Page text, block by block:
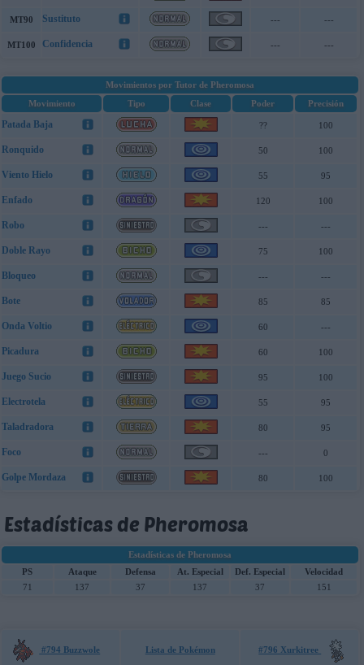
MT90 Sustituto --- ---
MT100 Confidencia --- ---
Movimientos por Tutor de Pheromosa
Movimiento
Tipo Clase Poder Precisión
Patada Baja ?? 100
Ronquido 50 100
Viento Hielo 55 95
Enfado 120 100
Robo --- ---
Doble Rayo 75 100
Bloqueo --- ---
Bote 85 85
Onda Voltio 60 ---
Picadura 60 100
Juego Sucio 95 100
Electrotela 55 95
Taladradora 80 95
Foco --- 0
Golpe Mordaza 80 100
Estadísticas de Pheromosa
Estadísticas de Pheromosa
PS
Ataque Defensa At. Especial Def. Especial
Velocidad
71
137 37 137 37 151
#794 Buzzwole Lista de Pokémon #796 Xurkitree